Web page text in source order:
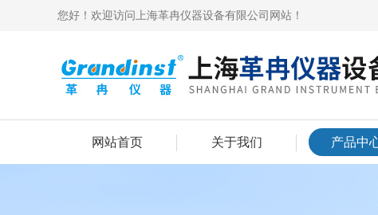
您好！欢迎访问上海革冉仪器设备有限公司网站！
网站首页 关于我们 产品中